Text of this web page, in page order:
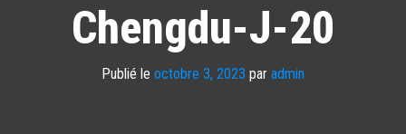
Chengdu-J-20
Publié le octobre 3, 2023 par admin